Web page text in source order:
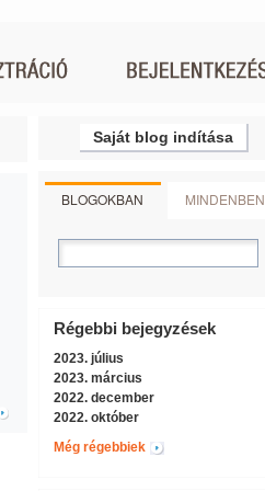
Saját blog indítása
BLOGOKBAN MINDENBEN
Régebbi bejegyzések
2023. július
2023. március
2022. december
2022. október
Még régebbiek